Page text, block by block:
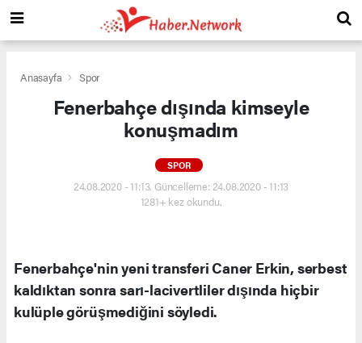
Anasayfa Spor
Fenerbahçe dışında kimseyle
konuşmadım
SPOR
24.08.2020 - 11:13, Güncelleme: 24.08.2020 - 11:13
1281+ kez okundu.
Fenerbahçe'nin yeni transferi Caner Erkin, serbest
kaldıktan sonra sarı-lacivertliler dışında hiçbir
kulüple görüşmediğini söyledi.